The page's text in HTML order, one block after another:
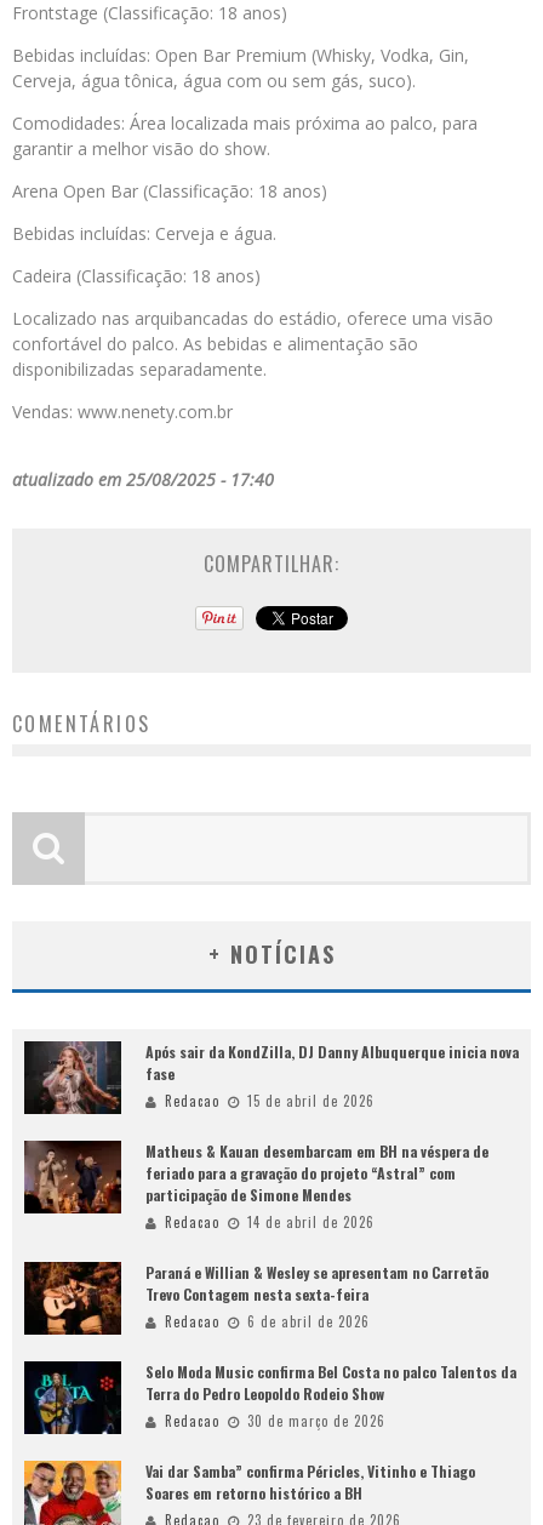
Frontstage (Classificação: 18 anos)
Bebidas incluídas: Open Bar Premium (Whisky, Vodka, Gin,
Cerveja, água tônica, água com ou sem gás, suco).
Comodidades: Área localizada mais próxima ao palco, para
garantir a melhor visão do show.
Arena Open Bar (Classificação: 18 anos)
Bebidas incluídas: Cerveja e água.
Cadeira (Classificação: 18 anos)
Localizado nas arquibancadas do estádio, oferece uma visão
confortável do palco. As bebidas e alimentação são
disponibilizadas separadamente.
Vendas: www.nenety.com.br
atualizado em 25/08/2025 - 17:40
COMPARTILHAR:
COMENTÁRIOS
+ NOTÍCIAS
Após sair da KondZilla, DJ Danny Albuquerque inicia nova
fase
Redacao 15 de abril de 2026
Matheus & Kauan desembarcam em BH na véspera de
feriado para a gravação do projeto “Astral” com
participação de Simone Mendes
Redacao 14 de abril de 2026
Paraná e Willian & Wesley se apresentam no Carretão
Trevo Contagem nesta sexta-feira
Redacao 6 de abril de 2026
Selo Moda Music confirma Bel Costa no palco Talentos da
Terra do Pedro Leopoldo Rodeio Show
Redacao 30 de março de 2026
Vai dar Samba” confirma Péricles, Vitinho e Thiago
Soares em retorno histórico a BH
Redacao 23 de fevereiro de 2026